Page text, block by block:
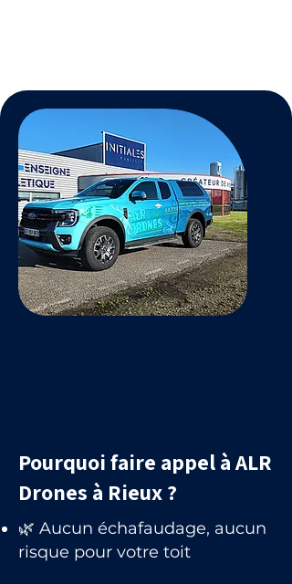
Pourquoi faire appel à ALR
Drones à Rieux ?
🌿 Aucun échafaudage, aucun
risque pour votre toit